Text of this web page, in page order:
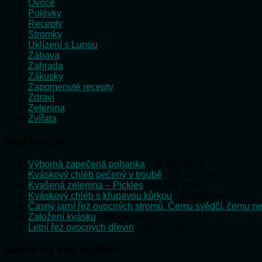
Ovoce
Polévky
Recepty
Stromky
Uklízení s Lunou
Zábava
Zahrada
Zákusky
Zapomenuté recepty
Zdraví
Zelenina
Zvířata
Výborná zapečená pohanka
Kváskový chléb pečený v troubě
Kvašená zelenina – Pickles
Kváskový chléb s křupavou kůrkou
Časný jarní řez ovocných stromů. Čemu svědčí, čemu
Založení kvásku
Letní řez ovocných dřevin